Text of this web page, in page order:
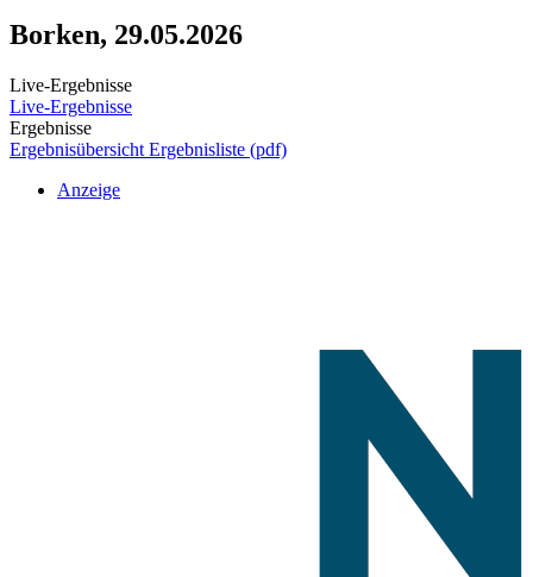
Borken, 29.05.2026
Live-Ergebnisse
Live-Ergebnisse
Ergebnisse
Ergebnisübersicht Ergebnisliste (pdf)
Anzeige